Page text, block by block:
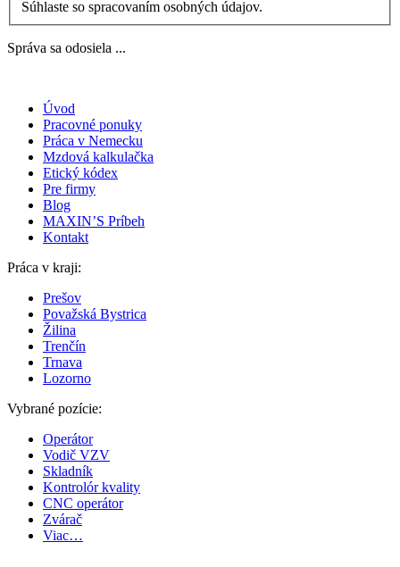
Súhlaste so spracovaním osobných údajov.
Správa sa odosiela ...
Úvod
Pracovné ponuky
Práca v Nemecku
Mzdová kalkulačka
Etický kódex
Pre firmy
Blog
MAXIN’S Príbeh
Kontakt
Práca v kraji:
Prešov
Považská Bystrica
Žilina
Trenčín
Trnava
Lozorno
Vybrané pozície:
Operátor
Vodič VZV
Skladník
Kontrolór kvality
CNC operátor
Zvárač
Viac…